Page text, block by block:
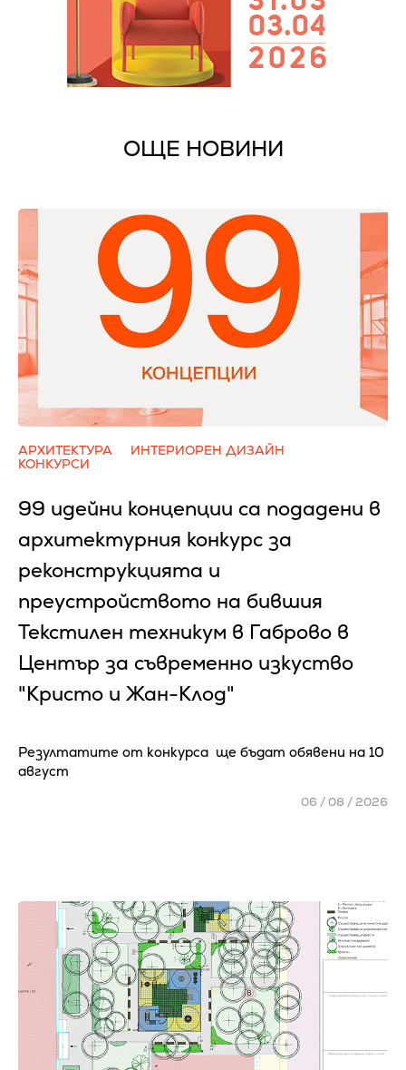
ОЩЕ НОВИНИ
АРХИТЕКТУРА
ИНТЕРИОРЕН ДИЗАЙН
КОНКУРСИ
99 идейни концепции са подадени в
архитектурния конкурс за
реконструкцията и
преустройството на бившия
Текстилен техникум в Габрово в
Център за съвременно изкуство
"Кристо и Жан-Клод"
Резултатите от конкурса ще бъдат обявени на 10
август
06 / 08 / 2026